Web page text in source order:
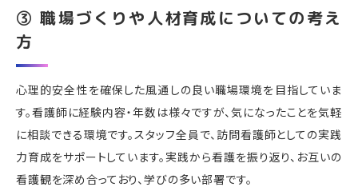
③ 職場づくりや人材育成についての考え
方
心理的安全性を確保した風通しの良い職場環境を目指していま
す。看護師に経験内容・年数は様々ですが、気になったことを気軽
に相談できる環境です。スタッフ全員で、訪問看護師としての実践
力育成をサポートしています。実践から看護を振り返り、お互いの
看護観を深め合っており、学びの多い部署です。